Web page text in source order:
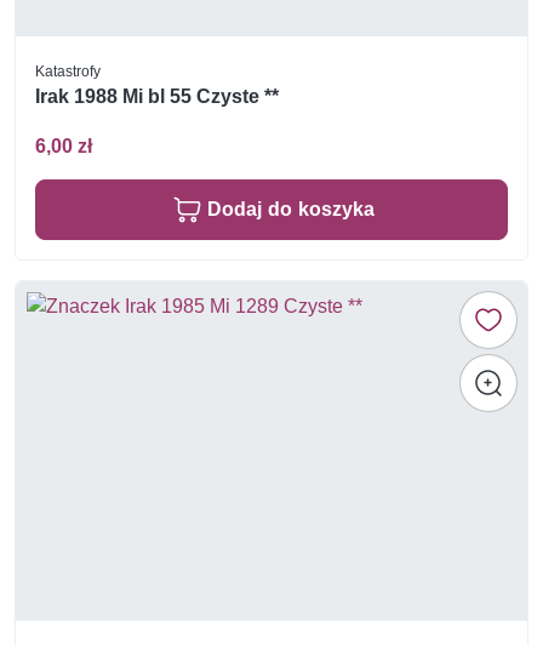
Katastrofy
Irak 1988 Mi bl 55 Czyste **
6,00 zł
Dodaj do koszyka